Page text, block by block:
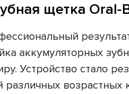
щетка Oral-
аккумуляторных
Устройство стало